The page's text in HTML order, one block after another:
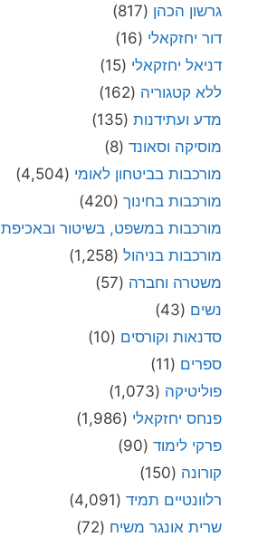
גרשון הכהן (817)
דור יחזקאלי (16)
דניאל יחזקאלי (15)
ללא קטגוריה (162)
מדע ועתידנות (135)
מוסיקה וסאונד (8)
מורכבות בביטחון לאומי (4,504)
מורכבות בחינוך (420)
מורכבות במשפט, בשיטור
מורכבות בניהול (1,258)
משטרה וחברה (57)
נשים (43)
סדנאות וקורסים (10)
ספרים (11)
פוליטיקה (1,073)
פנחס יחזקאלי (1,986)
פרקי לימוד (90)
קורונה (150)
רלוונטיים תמיד (4,091)
שרית אונגר משיח (72)